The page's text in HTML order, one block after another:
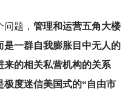
题， 管理和运营五角大楼
是一群自我膨胀目中无人的
的相关私营机构的关系
极度迷信美国式的“自由市